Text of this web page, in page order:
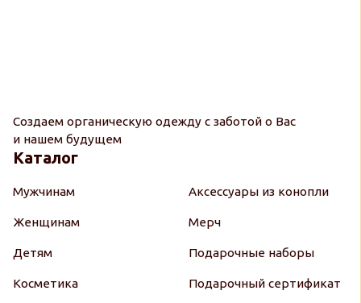
Создаем органическую одежду с заботой о Вас
и нашем будущем
Каталог
Мужчинам
Женщинам
Детям
Косметика
Аксессуары из конопли
Мерч
Подарочные наборы
Подарочный сертификат